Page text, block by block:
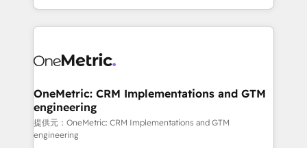
the UK, we support global companies in building
smarter marketing, sales, and customer success
Iberia (Spain & Portugal), we combine human insight
growth. Our multidisciplinary team designs solutions
that simplify complexity, boost performance, and
turn innovation into real impact. 🌍 Highlights •
HubSpot Partner since 2012 • 2022 EMEA Impact
OneMetric: CRM Implementations and GTM
engineering
提供元：OneMetric: CRM Implementations and GTM
engineering